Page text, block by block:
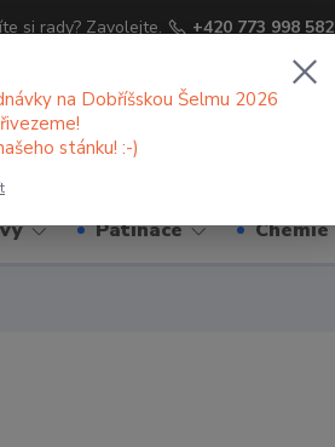
si rady? Zavolejte. +420 773 998 582
Patinace Chemie
na Dobříšskou Šelmu 2026
stánku! :-)